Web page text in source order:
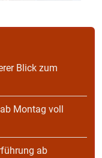
Blick zum
Montag voll
ab